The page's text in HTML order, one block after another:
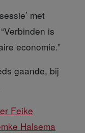
met
is
economie.”
gaande, bij
Feike
Halsema